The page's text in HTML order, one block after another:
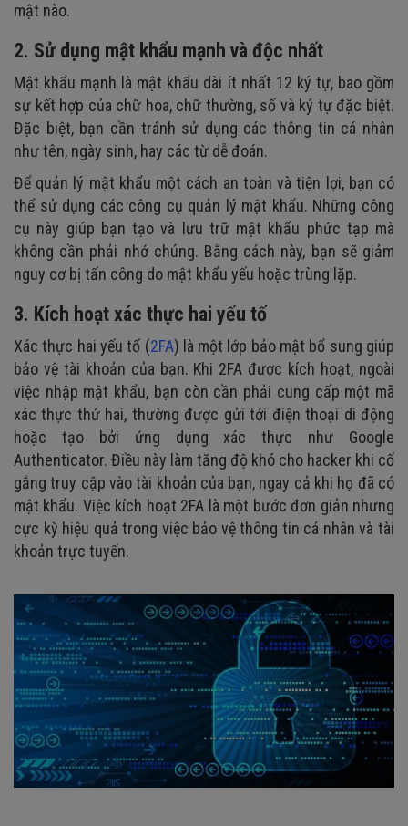
mật nào.
2. Sử dụng mật khẩu mạnh và độc nhất
Mật khẩu mạnh là mật khẩu dài ít nhất 12 ký tự, bao gồm
sự kết hợp của chữ hoa, chữ thường, số và ký tự đặc biệt.
Đặc biệt, bạn cần tránh sử dụng các thông tin cá nhân
như tên, ngày sinh, hay các từ dễ đoán.
Để quản lý mật khẩu một cách an toàn và tiện lợi, bạn có
thể sử dụng các công cụ quản lý mật khẩu. Những công
cụ này giúp bạn tạo và lưu trữ mật khẩu phức tạp mà
không cần phải nhớ chúng. Bằng cách này, bạn sẽ giảm
nguy cơ bị tấn công do mật khẩu yếu hoặc trùng lặp.
3. Kích hoạt xác thực hai yếu tố
Xác thực hai yếu tố (2FA) là một lớp bảo mật bổ sung giúp
bảo vệ tài khoản của bạn. Khi 2FA được kích hoạt, ngoài
việc nhập mật khẩu, bạn còn cần phải cung cấp một mã
xác thực thứ hai, thường được gửi tới điện thoại di động
hoặc tạo bởi ứng dụng xác thực như Google
Authenticator. Điều này làm tăng độ khó cho hacker khi cố
gắng truy cập vào tài khoản của bạn, ngay cả khi họ đã có
mật khẩu. Việc kích hoạt 2FA là một bước đơn giản nhưng
cực kỳ hiệu quả trong việc bảo vệ thông tin cá nhân và tài
khoản trực tuyến.